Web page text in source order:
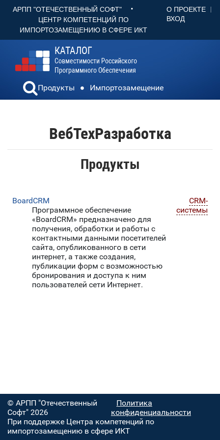
АРПП "ОТЕЧЕСТВЕННЫЙ СОФТ" •
ЦЕНТР КОМПЕТЕНЦИЙ ПО
ИМПОРТОЗАМЕЩЕНИЮ В СФЕРЕ ИКТ
О ПРОЕКТЕ
ВХОД
КАТАЛОГ
Совместимости Российского
Программного Обеспечения
Продукты Импортозамещение
ВебТехРазработка
Продукты
BoardCRM
Программное обеспечение
«BoardCRM» предназначено для
получения, обработки и работы с
контактными данными посетителей
сайта, опубликованного в сети
интернет, а также создания,
публикации форм с возможностью
бронирования и доступа к ним
пользователей сети Интернет.
CRM-
системы
© АРПП "Отечественный
Софт" 2026
Политика
конфиденциальности
При поддержке Центра компетенций по
импортозамещению в сфере ИКТ